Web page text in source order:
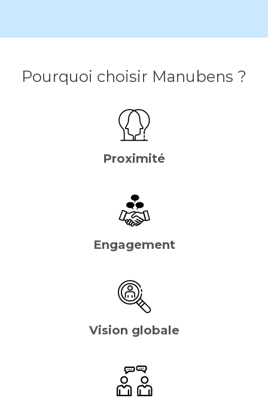
Pourquoi choisir Manubens ?
Proximité
Engagement
Vision globale